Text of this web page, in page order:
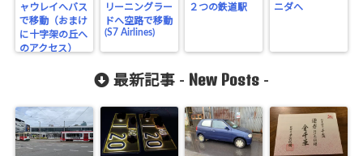
ャウレイへバス
で移動（おまけ
に十字架の丘へ
のアクセス）
リーニングラー
ドへ空路で移動
(S7 Airlines)
２つの鉄道駅
ニダへ
最新記事 - New Posts -